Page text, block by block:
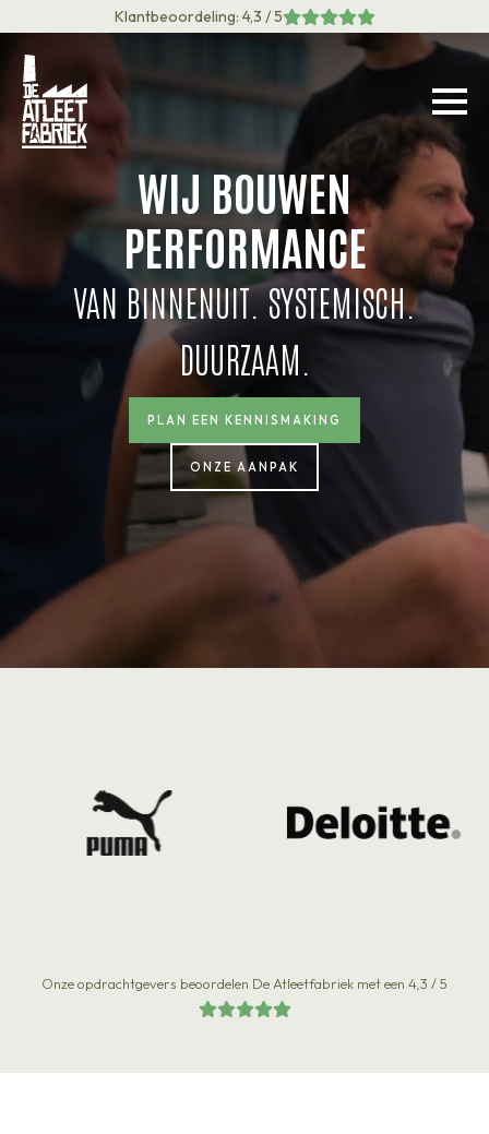
Klantbeoordeling: 4,3 / 5
WIJ BOUWEN
PERFORMANCE
VAN BINNENUIT. SYSTEMISCH.
DUURZAAM.
PLAN EEN KENNISMAKING
ONZE AANPAK
Onze opdrachtgevers beoordelen De Atleetfabriek met een 4,3 / 5